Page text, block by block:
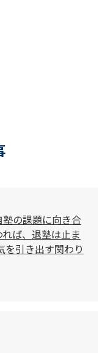
の課題に向き合
ば、退塾は止ま
を引き出す関わり